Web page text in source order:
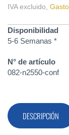
IVA excluido,
Disponibilidad
5-6 Semanas *
N° de artículo
082-n2550-conf
DESCRIPCIÓN